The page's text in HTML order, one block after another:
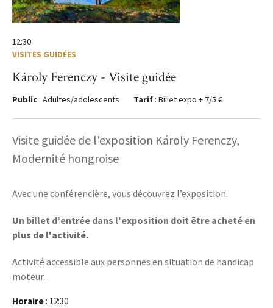
12:30
VISITES GUIDÉES
Károly Ferenczy - Visite guidée
Public : Adultes/adolescents Tarif : Billet expo + 7/5 €
Visite guidée de l'exposition Károly Ferenczy,
Modernité hongroise
Avec une conférencière, vous découvrez l’exposition.
Un billet d’entrée dans l'exposition doit être acheté en
plus de l'activité.
Activité accessible aux personnes en situation de handicap
moteur.
Horaire : 12:30